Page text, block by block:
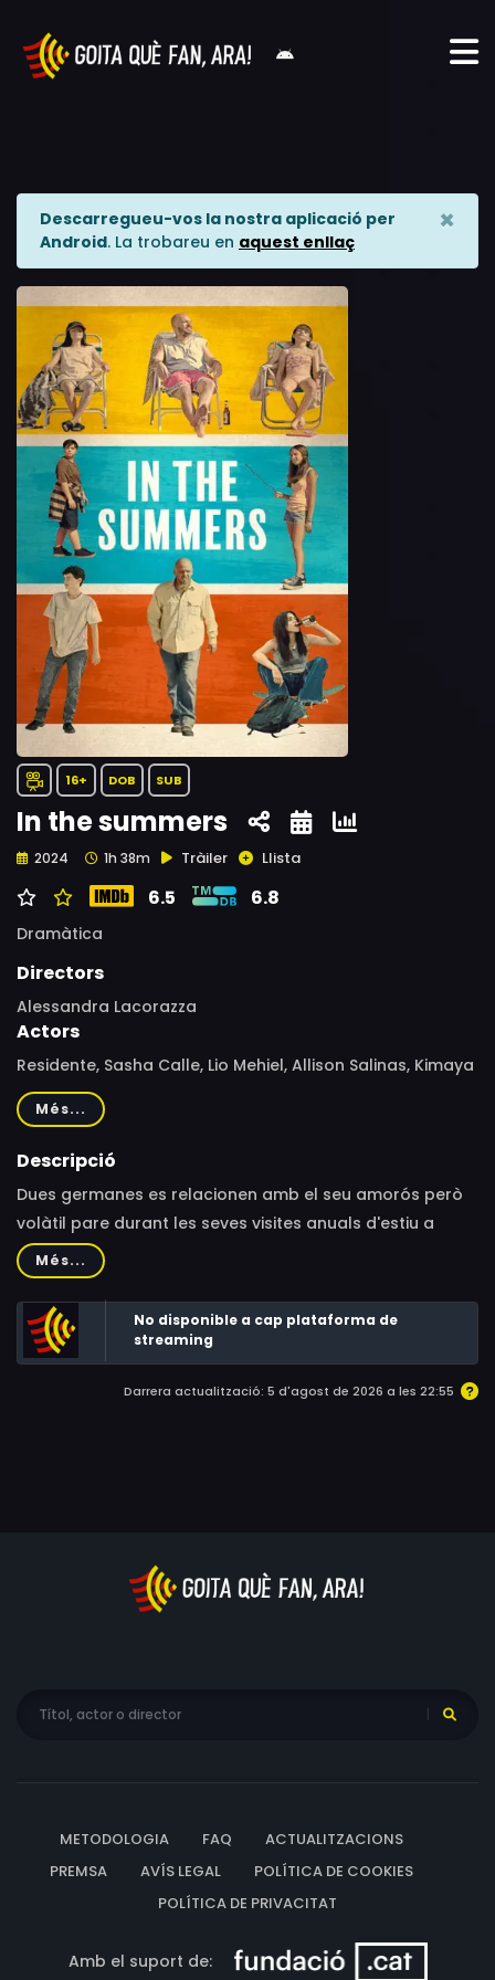
Descarregueu-vos la nostra aplicació per
Android. La trobareu en aquest enllaç
×
16+ DOB SUB
In the summers
2024 1h 38m Tràiler Llista
6.5 6.8
Dramàtica
Directors
Alessandra Lacorazza
Actors
Residente, Sasha Calle, Lio Mehiel, Allison Salinas, Kimaya
Thais, Emma Ramos, Dreya Renae Castillo, Luciana Elisa
Quiñonez, Leslie Grace, Sharlene Cruz, Gabriella
Surodjawan, Indigo Montez, Nasir Villanueva, Guillermo A.
Drake Malone, Adam Dicterow, Julian Cavett
Més...
Descripció
Dues germanes es relacionen amb el seu amorós però
volàtil pare durant les seves visites anuals d'estiu a
casa seva a Las Cruces, Nou Mèxic, al llarg dels anys de
formació escolar de les seves vides.
Més...
No disponible a cap plataforma de
streaming
Darrera actualització: 5 d'agost de 2026 a les 22:55
METODOLOGIA FAQ
ACTUALITZACIONS
PREMSA
AVÍS LEGAL
POLÍTICA DE COOKIES
POLÍTICA DE PRIVACITAT
Amb el suport de: